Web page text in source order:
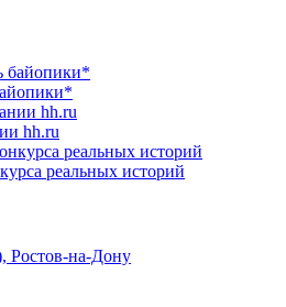
hh.ru
реальных историй
на-Дону